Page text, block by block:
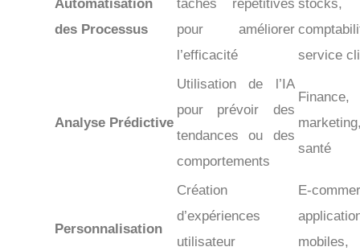
Automatisation
des Processus
tâches répétitives
pour améliorer
l’efficacité
stocks,
service
Analyse Prédictive
Utilisation de l’IA
pour prévoir des
tendances ou des
comportements
Finance,
santé
Personnalisation
Création
d’expériences
utilisateur
E-
mobiles,